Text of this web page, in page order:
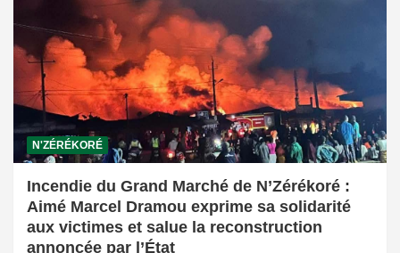
N'ZÉRÉKORÉ
Incendie du Grand Marché de N’Zérékoré :
Aimé Marcel Dramou exprime sa solidarité
aux victimes et salue la reconstruction
annoncée par l’État